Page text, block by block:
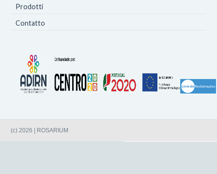
Prodotti
Contatto
(c) 2026 | ROSARIUM